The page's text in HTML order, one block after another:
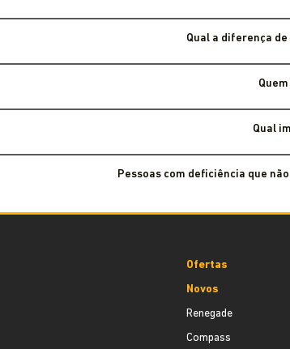
Qual a diferença
Qual
Pessoas com deficiência que
Ofertas
Novos
Renegade
Compass